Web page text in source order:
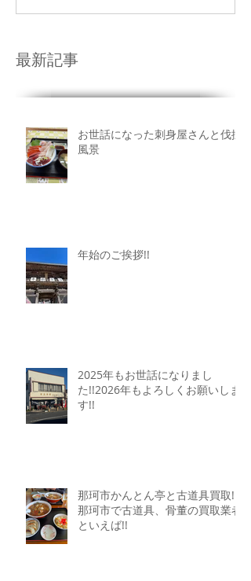
最新記事
お世話になった刺身屋さんと伐採
風景
年始のご挨拶!!
2025年もお世話になりまし
た!!2026年もよろしくお願いしま
す!!
那珂市かんとん亭と古道具買取!!
那珂市で古道具、骨董の買取業者
といえば!!